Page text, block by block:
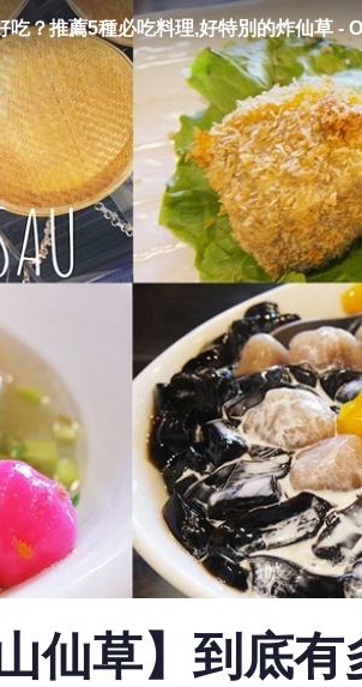
吃？推薦5種必吃料理,好特別的炸仙草 -
仙草】到底有